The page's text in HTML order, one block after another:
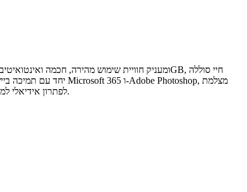
12MP קדמית עם Center Stage ותמיכה ב-Apple Pencil Pro וב-Magic Keyboard, הופכים את iPad Air 11 לפתרון אידיאלי למי שמחפש עוצמה של מחשב במבנה דק, קל ונייד.